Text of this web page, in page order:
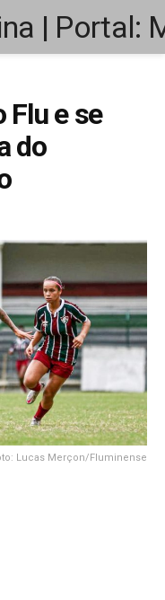
Flu e se
do
Lucas Merçon/Fluminense